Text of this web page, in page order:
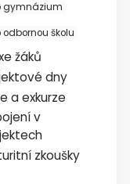
gymnázium
odbornou školu
žáků
dny
a exkurze
v
zkoušky